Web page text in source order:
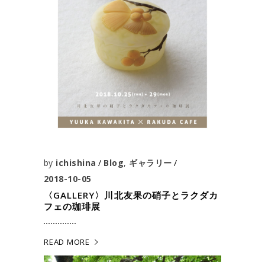
by ichishina Blog, ギャラリー
2018-10-05
〈GALLERY〉川北友果の硝子とラクダカ
フェの珈琲展
READ MORE